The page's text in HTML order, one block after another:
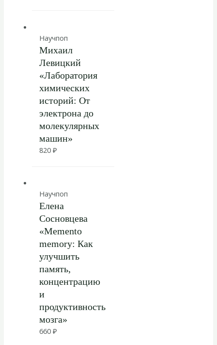
Научпоп
Михаил
Левицкий
«Лаборатория
химических
историй: От
электрона до
молекулярных
машин»
820 ₽
Научпоп
Елена
Сосновцева
«Memento
memory: Как
улучшить
память,
концентрацию
и
продуктивность
мозга»
660 ₽